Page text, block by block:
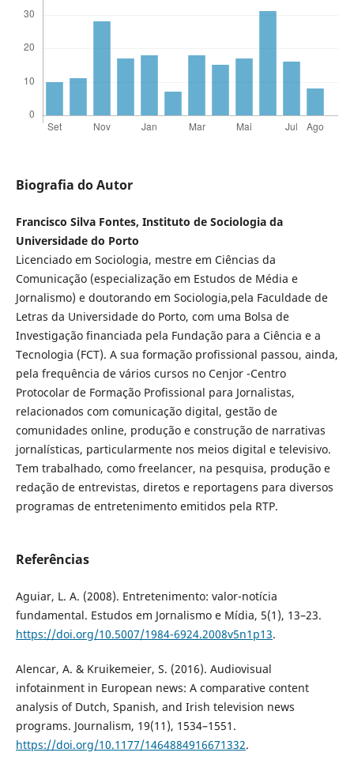
Biografia do Autor
Francisco Silva Fontes, Instituto de Sociologia da
Universidade do Porto
Licenciado em Sociologia, mestre em Ciências da
Comunicação (especialização em Estudos de Média e
Jornalismo) e doutorando em Sociologia,pela Faculdade de
Letras da Universidade do Porto, com uma Bolsa de
Investigação financiada pela Fundação para a Ciência e a
Tecnologia (FCT). A sua formação profissional passou, ainda,
pela frequência de vários cursos no Cenjor -Centro
Protocolar de Formação Profissional para Jornalistas,
relacionados com comunicação digital, gestão de
comunidades online, produção e construção de narrativas
jornalísticas, particularmente nos meios digital e televisivo.
Tem trabalhado, como freelancer, na pesquisa, produção e
redação de entrevistas, diretos e reportagens para diversos
programas de entretenimento emitidos pela RTP.
Referências
Aguiar, L. A. (2008). Entretenimento: valor-notícia
fundamental. Estudos em Jornalismo e Mídia, 5(1), 13–23.
https://doi.org/10.5007/1984-6924.2008v5n1p13.
Alencar, A. & Kruikemeier, S. (2016). Audiovisual
infotainment in European news: A comparative content
analysis of Dutch, Spanish, and Irish television news
programs. Journalism, 19(11), 1534–1551.
https://doi.org/10.1177/1464884916671332.